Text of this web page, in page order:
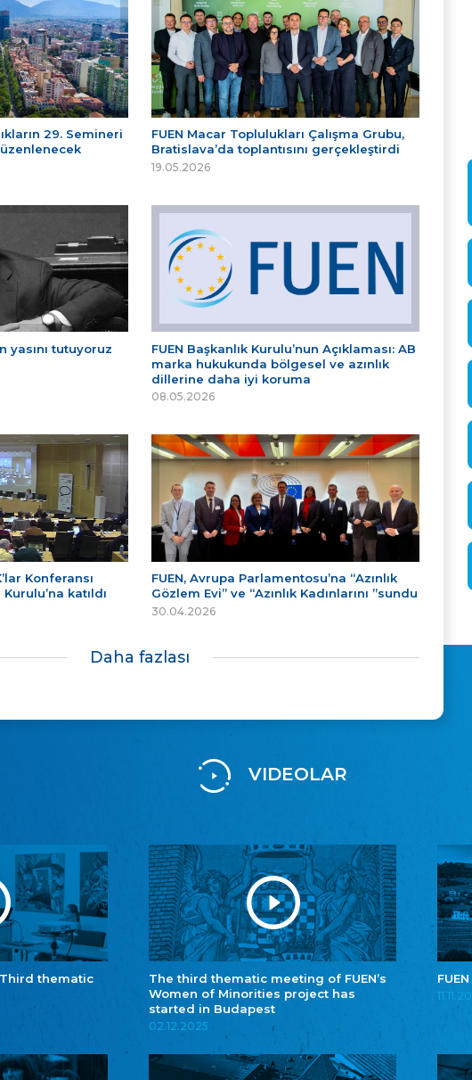
29. Semineri
FUEN Macar Toplulukları Çalışma Grubu,
Bratislava’da toplantısını gerçekleştirdi
19.05.2026
yasını tutuyoruz
FUEN Başkanlık Kurulu’nun Açıklaması: AB
marka hukukunda bölgesel ve azınlık
dillerine daha iyi koruma
08.05.2026
Konferansı
katıldı
FUEN, Avrupa Parlamentosu’na “Azınlık
Gözlem Evi” ve “Azınlık Kadınlarını ”sundu
30.04.2026
Daha fazlası
VIDEOLAR
thematic
The third thematic meeting of FUEN’s
Women of Minorities project has
started in Budapest
02.12.2025